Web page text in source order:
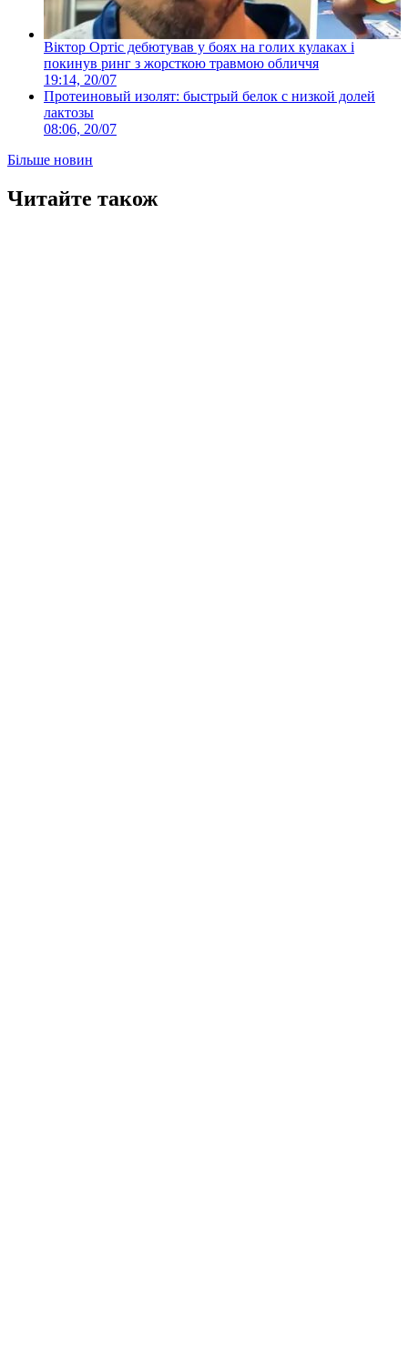
Віктор Ортіс дебютував у боях на голих кулаках і
покинув ринг з жорсткою травмою обличчя
19:14, 20/07
Протеиновый изолят: быстрый белок с низкой долей
лактозы
08:06, 20/07
Більше новин
Читайте також